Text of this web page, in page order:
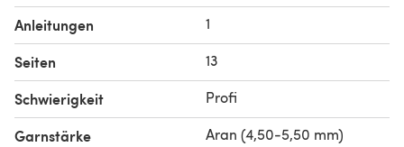
Anleitungen 1
Seiten 13
Schwierigkeit Profi
Garnstärke
Aran (4,50-5,50 mm)